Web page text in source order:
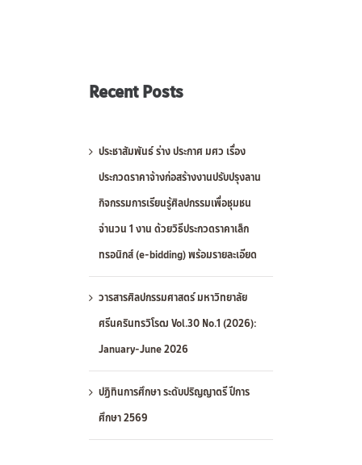
Recent Posts
ประชาสัมพันธ์ ร่าง ประกาศ มศว เรื่อง
ประกวดราคาจ้างก่อสร้างงานปรับปรุงลาน
กิจกรรมการเรียนรู้ศิลปกรรมเพื่อชุมชน
จำนวน 1 งาน ด้วยวิธีประกวดราคาเล็ก
ทรอนิกส์ (e-bidding) พร้อมรายละเอียด
วารสารศิลปกรรมศาสตร์ มหาวิทยาลัย
ศรีนครินทรวิโรฒ Vol.30 No.1 (2026):
January-June 2026
ปฏิทินการศึกษา ระดับปริญญาตรี ปีการ
ศึกษา 2569